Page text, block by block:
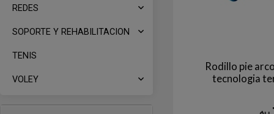
REDES
SOPORTE Y REHABILITACION
TENIS
VOLEY
Rodillo pie
tecnologia